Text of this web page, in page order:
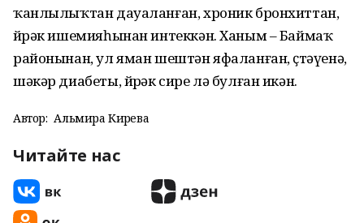
ҡанлылыҡтан дауаланған, хроник бронхиттан,
йөрәк ишемияһынан интеккән. Ханым – Баймаҡ
районынан, ул яман шештән яфаланған, өҫтәүенә,
шәкәр диабеты, йөрәк сире лә булған икән.
Автор: Альмира Кирәева
Читайте нас